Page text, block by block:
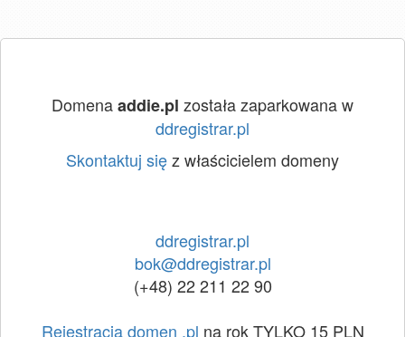
Domenaaddie.pl została zaparkowana w
ddregistrar.pl
Skontaktuj sięz właścicielem domeny
ddregistrar.pl
bok@ddregistrar.pl
(+48) 22 211 22 90
Rejestracja domen .pl na rok TYLKO 15 PLN